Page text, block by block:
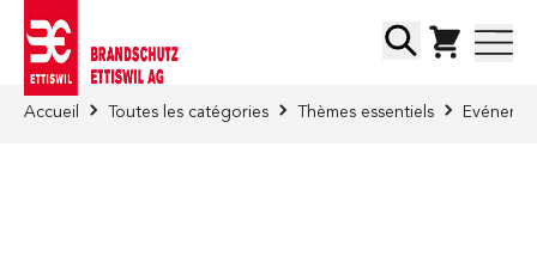
Chercher
Accueil Toutes les catégories Thèmes essentiels